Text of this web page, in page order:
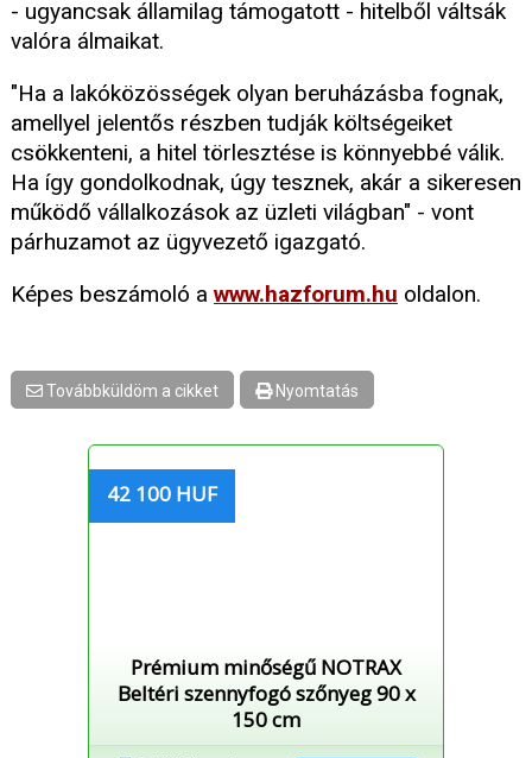
- ugyancsak államilag támogatott - hitelből váltsák
valóra álmaikat.
"Ha a lakóközösségek olyan beruházásba fognak,
amellyel jelentős részben tudják költségeiket
csökkenteni, a hitel törlesztése is könnyebbé válik.
Ha így gondolkodnak, úgy tesznek, akár a sikeresen
működő vállalkozások az üzleti világban" - vont
párhuzamot az ügyvezető igazgató.
Képes beszámoló a www.hazforum.hu oldalon.
Továbbküldöm a cikket Nyomtatás
42 100 HUF
Prémium minőségű NOTRAX
Beltéri szennyfogó szőnyeg 90 x
150 cm